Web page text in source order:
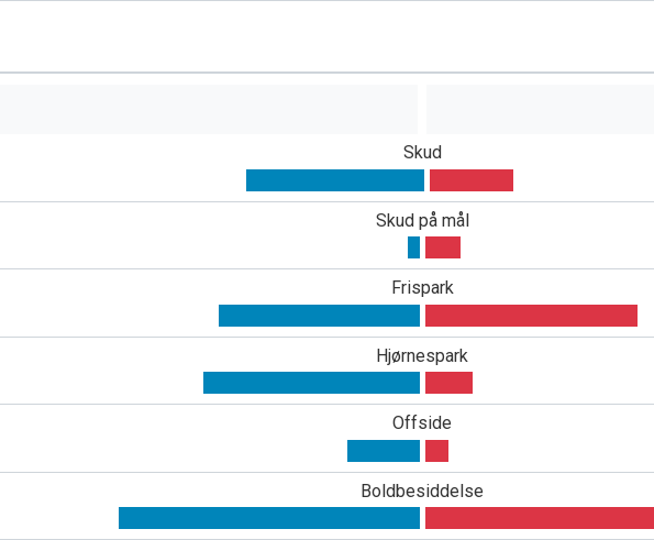
Skud
Skud på mål
Frispark
Hjørnespark
Offside
Boldbesiddelse